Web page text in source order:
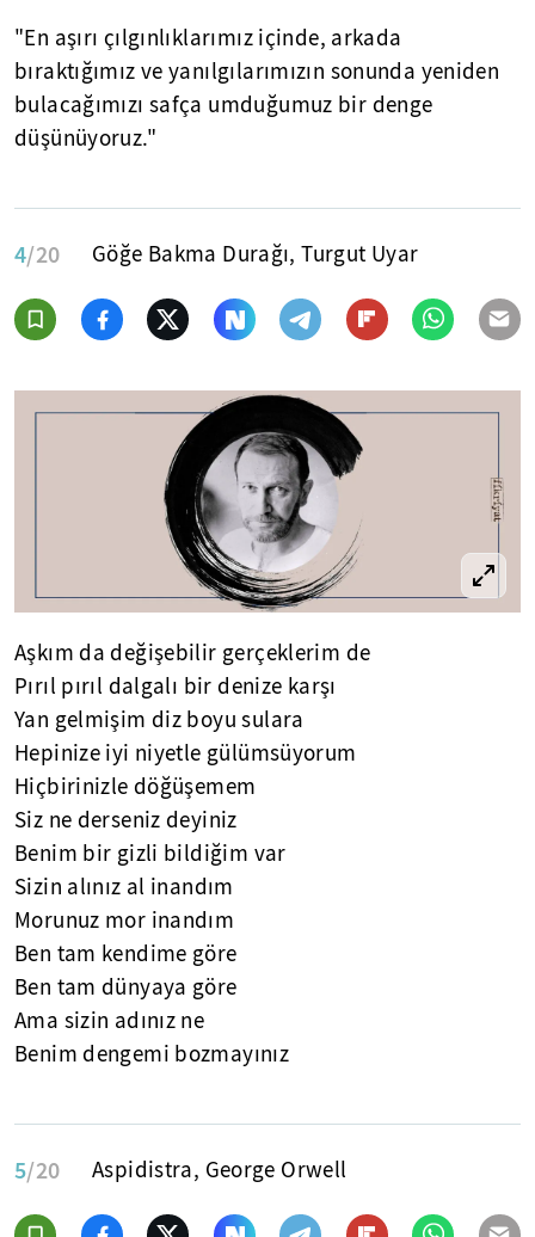
"En aşırı çılgınlıklarımız içinde, arkada
bıraktığımız ve yanılgılarımızın sonunda yeniden
bulacağımızı safça umduğumuz bir denge
düşünüyoruz."
4/20 Göğe Bakma Durağı, Turgut Uyar
Aşkım da değişebilir gerçeklerim de
Pırıl pırıl dalgalı bir denize karşı
Yan gelmişim diz boyu sulara
Hepinize iyi niyetle gülümsüyorum
Hiçbirinizle döğüşemem
Siz ne derseniz deyiniz
Benim bir gizli bildiğim var
Sizin alınız al inandım
Morunuz mor inandım
Ben tam kendime göre
Ben tam dünyaya göre
Ama sizin adınız ne
Benim dengemi bozmayınız
5/20 Aspidistra, George Orwell